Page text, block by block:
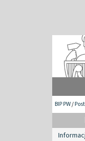
BIP PW/